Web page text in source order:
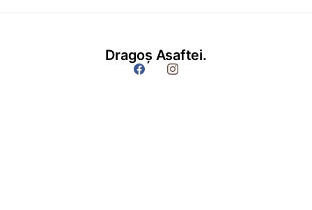
Dragoș Asaftei.